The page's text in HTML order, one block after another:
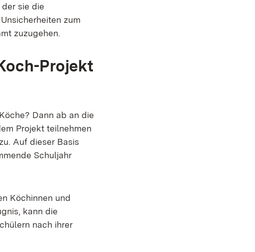
sie die
zum
zuzugehen.
Projekt
Dann ab an die
Projekt teilnehmen
Auf dieser Basis
Schuljahr
Köchinnen und
kann die
nach ihrer